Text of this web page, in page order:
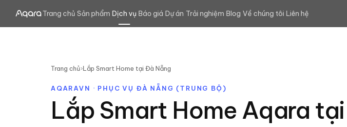
Trang chủ Sản phẩm Dịch vụ Báo giá Dự án Trải nghiệm Blog Về chúng tôi Liên hệ
Trang chủ›Lắp Smart Home tại Đà Nẵng
AQARAVN · PHỤC VỤ ĐÀ NẴNG (TRUNG BỘ)
Lắp Smart Home Aqara tại